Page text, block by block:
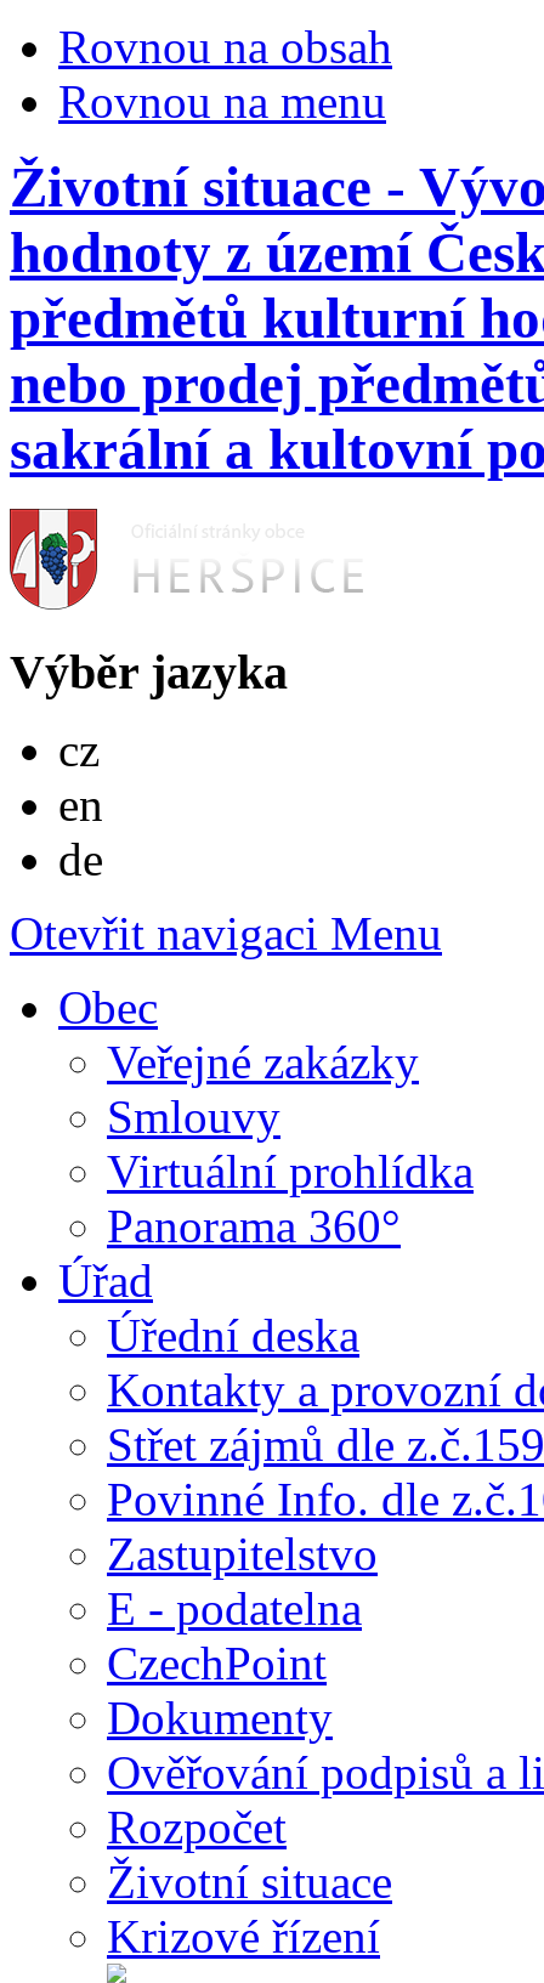
Rovnou na obsah
Rovnou na menu
Životní situace -
hodnoty z území
předmětů kulturní
nebo prodej
sakrální a kultovní
Výběr jazyka
cz
en
de
Otevřit navigaci Menu
Obec
Veřejné zakázky
Smlouvy
Virtuální prohlídka
Panorama 360°
Úřad
Úřední deska
Kontakty a provozní
Střet zájmů dle
Povinné Info. dle
Zastupitelstvo
E - podatelna
CzechPoint
Dokumenty
Ověřování podpisů a
Rozpočet
Životní situace
Krizové řízení